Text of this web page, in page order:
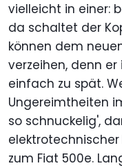
vielleicht in einer:
da schaltet der
können dem
verzeihen, denn
einfach zu spät.
Ungereimtheiten
so schnuckelig',
zum Fiat 500e.